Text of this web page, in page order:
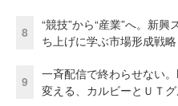
8
“競技”から“産業”へ。新
ち上げに学ぶ市場形成戦略
9
一斉配信で終わらせない
変える、カルビーとＵＴ